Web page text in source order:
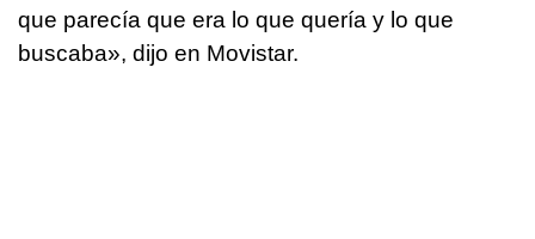
que parecía que era lo que quería y lo que
buscaba», dijo en Movistar.